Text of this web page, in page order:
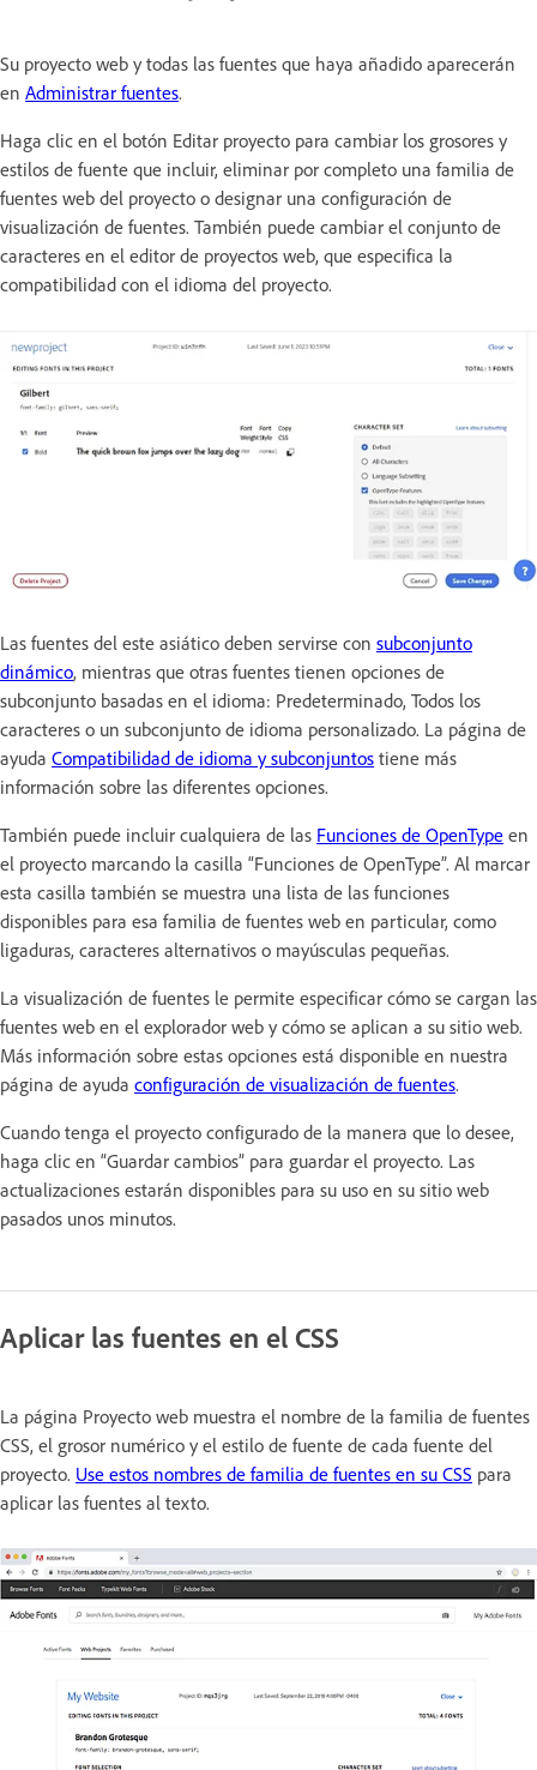
Su proyecto web y todas las fuentes que haya añadido aparecerán
en Administrar fuentes.
Haga clic en el botón Editar proyecto para cambiar los grosores y
estilos de fuente que incluir, eliminar por completo una familia de
fuentes web del proyecto o designar una configuración de
visualización de fuentes. También puede cambiar el conjunto de
caracteres en el editor de proyectos web, que especifica la
compatibilidad con el idioma del proyecto.
Las fuentes del este asiático deben servirse con subconjunto
dinámico, mientras que otras fuentes tienen opciones de
subconjunto basadas en el idioma: Predeterminado, Todos los
caracteres o un subconjunto de idioma personalizado. La página de
ayuda Compatibilidad de idioma y subconjuntos tiene más
información sobre las diferentes opciones.
También puede incluir cualquiera de las Funciones de OpenType en
el proyecto marcando la casilla “Funciones de OpenType”. Al marcar
esta casilla también se muestra una lista de las funciones
disponibles para esa familia de fuentes web en particular, como
ligaduras, caracteres alternativos o mayúsculas pequeñas.
La visualización de fuentes le permite especificar cómo se cargan las
fuentes web en el explorador web y cómo se aplican a su sitio web.
Más información sobre estas opciones está disponible en nuestra
página de ayuda configuración de visualización de fuentes.
Cuando tenga el proyecto configurado de la manera que lo desee,
haga clic en “Guardar cambios” para guardar el proyecto. Las
actualizaciones estarán disponibles para su uso en su sitio web
pasados unos minutos.
Aplicar las fuentes en el CSS
La página Proyecto web muestra el nombre de la familia de fuentes
CSS, el grosor numérico y el estilo de fuente de cada fuente del
proyecto. Use estos nombres de familia de fuentes en su CSS para
aplicar las fuentes al texto.